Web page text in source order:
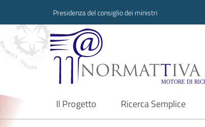
Presidenza del consiglio dei ministri
Normattiva
Il Progetto
current Ricerca Semplice